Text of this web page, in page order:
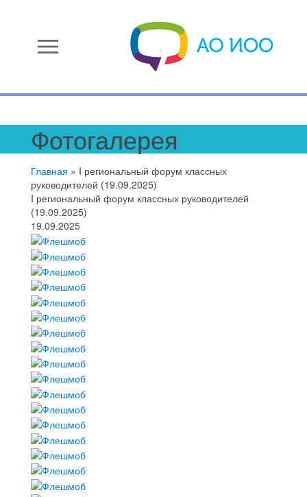
menu
Фотогалерея
Главная » I региональный форум классных
руководителей (19.09.2025)
I региональный форум классных руководителей
(19.09.2025)
19.09.2025